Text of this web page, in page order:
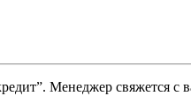
Менеджер свяжется с